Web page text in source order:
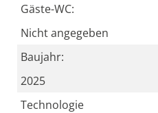
Gäste-WC:
Nicht angegeben
Baujahr:
2025
Technologie